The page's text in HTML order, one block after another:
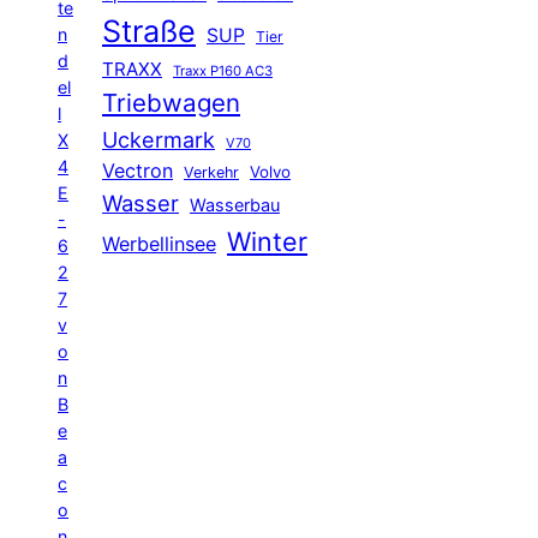
te
n
d
el
l
X
4
E
-
6
2
7
v
o
n
B
e
a
c
o
Straße SUP Tier
TRAXX Traxx P160 AC3
Triebwagen
Uckermark V70
Vectron Verkehr Volvo
Wasser Wasserbau
Werbellinsee Winter